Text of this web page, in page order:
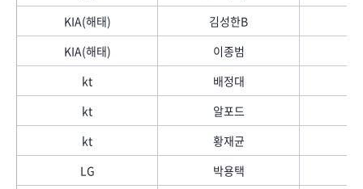
KIA(해태)
김성한B
KIA(해태)
이종범
kt
배정대
kt
알포드
kt
황재균
LG
박용택